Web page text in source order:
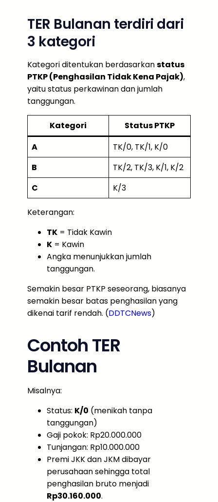
TER Bulanan terdiri dari
3 kategori
Kategori ditentukan berdasarkanstatus
PTKP (Penghasilan Tidak Kena Pajak),
yaitu status perkawinan dan jumlah
tanggungan.
Kategori
Status PTKP
A
TK/0, TK/1, K/0
B
TK/2, TK/3, K/1, K/2
C
K/3
Keterangan:
TK = Tidak Kawin
K = Kawin
Angka menunjukkan jumlah
tanggungan.
Semakin besar PTKP seseorang, biasanya
semakin besar batas penghasilan yang
dikenai tarif rendah. (DDTCNews)
Contoh TER
Bulanan
Misalnya:
Status: K/0 (menikah tanpa
tanggungan)
Gaji pokok: Rp20.000.000
Tunjangan: Rp10.000.000
Premi JKK dan JKM dibayar
perusahaan sehingga total
penghasilan bruto menjadi
Rp30.160.000.